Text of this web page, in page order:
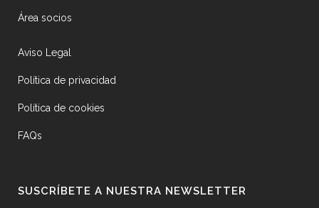
Área socios
Aviso Legal
Política de privacidad
Política de cookies
FAQs
SUSCRÍBETE A NUESTRA NEWSLETTER